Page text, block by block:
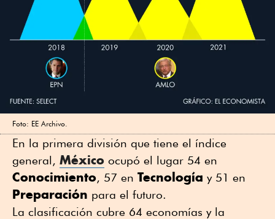
Foto: EE Archivo.
En la primera división que tiene el índice
general, México ocupó el lugar 54 en
Conocimiento, 57 en Tecnología y 51 en
Preparación para el futuro.
La clasificación cubre 64 economías y la